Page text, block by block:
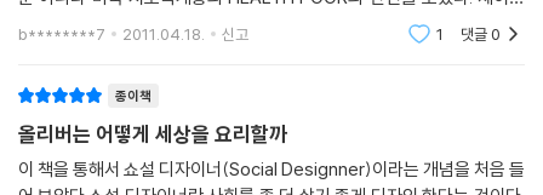
에드 로저슨(Ed Rodgerson)은 글래스고의 경찰관이다. ‘@hotelalph
관한 다양한 정보를 주고받으면서 트위터에서 상당히 유명해졌다고 한다.
피드백을 통해 현장에서 개선되는 사
례들도 생겼다. 이런 좋은 변화는 대중이 경찰을 신뢰하게 하고, 시민과 경
찰이 좋은 관계를 맺게 만든다. 공공 서비스에서 수요자, 소비자, 고객인 시
달리, 영국은 이미 시민사회를 뒷받침하는 여러 지원 기관과 시스템이 자
탄탄한 시스템을 갖추기 위해 힘쓸 때, 영국처럼 다양한 아이디어와 실천
이 뛰노는 사회적 기업의 생태계가 조성될 수 있다.
새로운 상상력으로 세상을 요리하는 사회혁신 레시피
의 급식개선 프로젝트과정을 보며 응원을 했었고 당연히 이 책은 그의 사
b********7 2011.04.18. 신고 1 댓글0
종이책
올리버는 어떻게 세상을 요리할까
이 책을 통해서 쇼설 디자이너(Social Designner)이라는 개념을 처음 들